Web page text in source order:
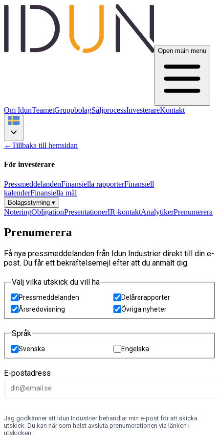
Open main menu
Om IdunTeametGruppbolagSäljprocessInvesterareKontakt
←Tillbaka till hemsidan
För investerare
PressmeddelandenFinansiella rapporterFinansiell
kalenderFinansiella mål
Bolagsstyrning ▾
NoteringObligationPresentationerIR-kontaktAnalytikerPrenumerera
Prenumerera
Få nya pressmeddelanden från Idun Industrier direkt till din e-
post. Du får ett bekräftelsemejl efter att du anmält dig.
Välj vilka utskick du vill ha
Pressmeddelanden
Delårsrapporter
Årsredovisning
Övriga nyheter
Språk
Svenska Engelska
E-postadress
Jag godkänner att Idun Industrier behandlar min e-post för att skicka
utskick. Du kan när som helst avsluta prenumerationen via länken i
utskicken.